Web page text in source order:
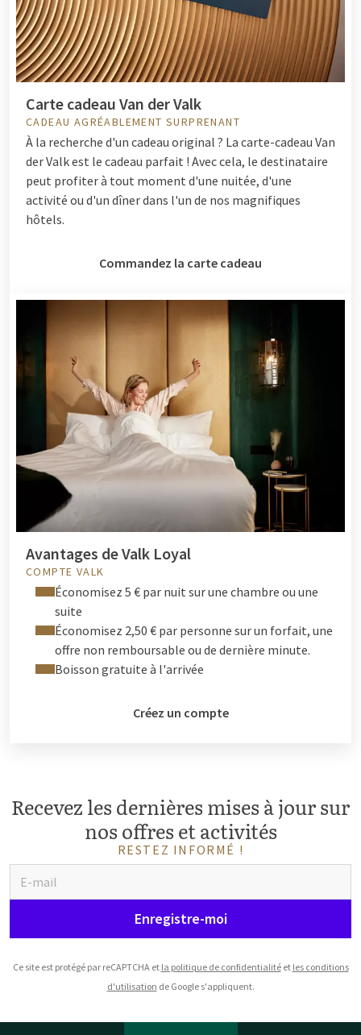
Carte cadeau Van der Valk
CADEAU AGRÉABLEMENT SURPRENANT
À la recherche d'un cadeau original ? La carte-cadeau Van
der Valk est le cadeau parfait ! Avec cela, le destinataire
peut profiter à tout moment d'une nuitée, d'une
activité ou d'un dîner dans l'un de nos magnifiques
hôtels.
Commandez la carte cadeau
Avantages de Valk Loyal
COMPTE VALK
Économisez 5 € par nuit sur une chambre ou une
suite
Économisez 2,50 € par personne sur un forfait, une
offre non remboursable ou de dernière minute.
Boisson gratuite à l'arrivée
Créez un compte
Recevez les dernières mises à jour sur
nos offres et activités
RESTEZ INFORMÉ !
Enregistre-moi
Ce site est protégé par reCAPTCHA et la politique de confidentialitéet les conditions
d'utilisation de Google s'appliquent.